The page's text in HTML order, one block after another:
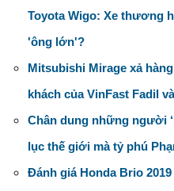
Toyota Wigo: Xe thương
'ông lớn'?
Mitsubishi Mirage xả
khách của VinFast Fadil
Chân dung những người
lục thế giới mà tỷ phú
Đánh giá Honda Brio